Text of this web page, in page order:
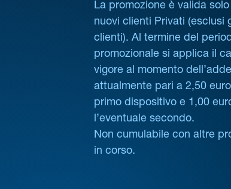
La promozione è valida
nuovi clienti Privati (esclusi
clienti). Al termine del
promozionale si applica il
vigore al momento
attualmente pari a 2,50
primo dispositivo e 1,00
l’eventuale secondo.
Non cumulabile con altre
in corso.